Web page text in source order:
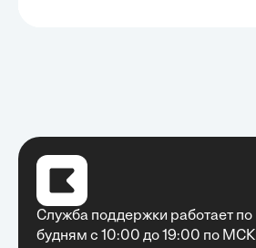
Служба поддержки работает по
будням с 10:00 до 19:00 по МСК